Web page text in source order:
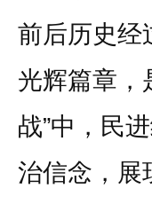
前后历史经
光辉篇章，
战”中，民
治信念，展